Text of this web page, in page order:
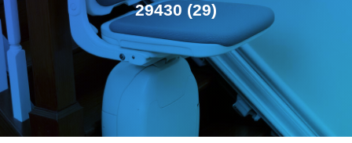
29430 (29)